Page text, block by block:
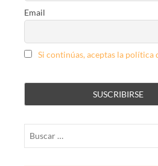
Email
Si continúas, aceptas la política